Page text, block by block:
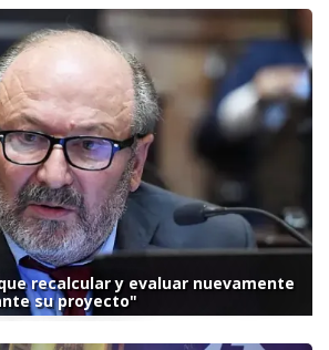
recalcular y evaluar nuevamente
su proyecto"